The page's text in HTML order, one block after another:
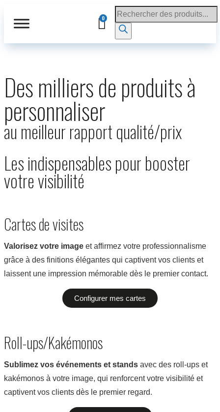
Des milliers de produits à
personnaliser
au meilleur rapport qualité/prix
Les indispensables pour booster
votre visibilité
Cartes de visites
Valorisez votre image et affirmez votre professionnalisme
grâce à des finitions élégantes qui captivent vos clients et
laissent une impression mémorable dès le premier contact.
Configurer mes cartes
Roll-ups/Kakémonos
Sublimez vos événements et stands avec des roll-ups et
kakémonos à votre image, qui renforcent votre visibilité et
captivent vos clients dès le premier regard.